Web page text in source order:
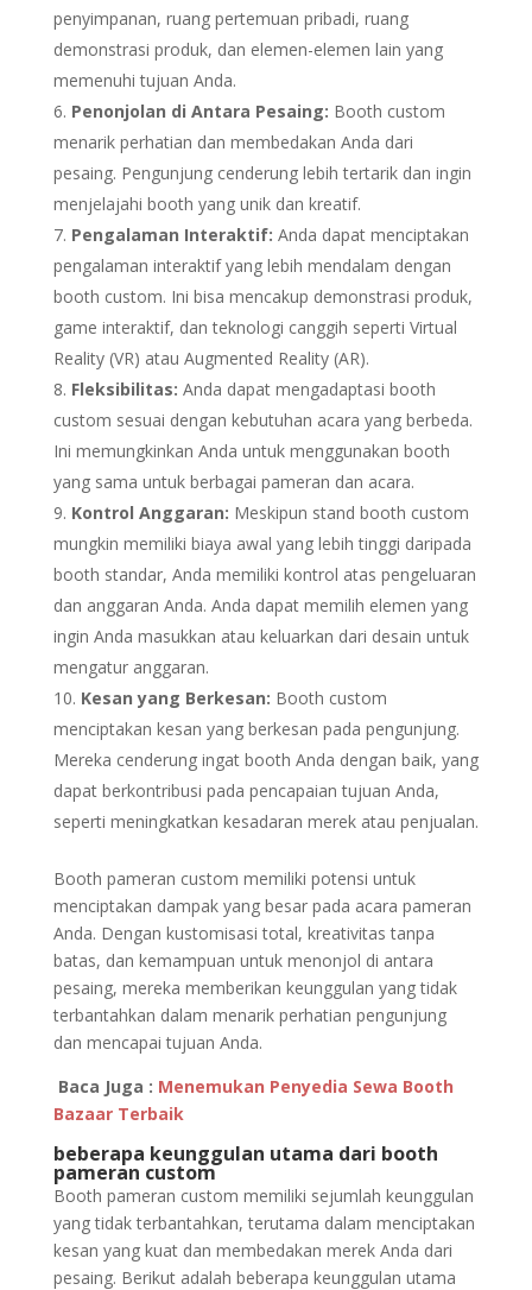
penyimpanan, ruang pertemuan pribadi, ruang
demonstrasi produk, dan elemen-elemen lain yang
memenuhi tujuan Anda.
Penonjolan di Antara Pesaing: Booth custom
menarik perhatian dan membedakan Anda dari
pesaing. Pengunjung cenderung lebih tertarik dan ingin
menjelajahi booth yang unik dan kreatif.
Pengalaman Interaktif: Anda dapat menciptakan
pengalaman interaktif yang lebih mendalam dengan
booth custom. Ini bisa mencakup demonstrasi produk,
game interaktif, dan teknologi canggih seperti Virtual
Reality (VR) atau Augmented Reality (AR).
Fleksibilitas: Anda dapat mengadaptasi booth
custom sesuai dengan kebutuhan acara yang berbeda.
Ini memungkinkan Anda untuk menggunakan booth
yang sama untuk berbagai pameran dan acara.
Kontrol Anggaran: Meskipun stand booth custom
mungkin memiliki biaya awal yang lebih tinggi daripada
booth standar, Anda memiliki kontrol atas pengeluaran
dan anggaran Anda. Anda dapat memilih elemen yang
ingin Anda masukkan atau keluarkan dari desain untuk
mengatur anggaran.
Kesan yang Berkesan: Booth custom
menciptakan kesan yang berkesan pada pengunjung.
Mereka cenderung ingat booth Anda dengan baik, yang
dapat berkontribusi pada pencapaian tujuan Anda,
seperti meningkatkan kesadaran merek atau penjualan.
Booth pameran custom memiliki potensi untuk
menciptakan dampak yang besar pada acara pameran
Anda. Dengan kustomisasi total, kreativitas tanpa
batas, dan kemampuan untuk menonjol di antara
pesaing, mereka memberikan keunggulan yang tidak
terbantahkan dalam menarik perhatian pengunjung
dan mencapai tujuan Anda.
Baca Juga : Menemukan Penyedia Sewa Booth
Bazaar Terbaik
beberapa keunggulan utama dari booth
pameran custom
Booth pameran custom memiliki sejumlah keunggulan
yang tidak terbantahkan, terutama dalam menciptakan
kesan yang kuat dan membedakan merek Anda dari
pesaing. Berikut adalah beberapa keunggulan utama